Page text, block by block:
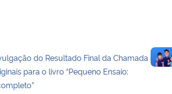
do Resultado Final da Chamada de
para o livro “Pequeno Ensaio: